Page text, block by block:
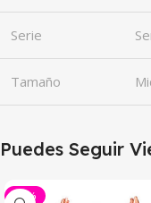
Serie
Tamaño
Puedes Seguir
-29%